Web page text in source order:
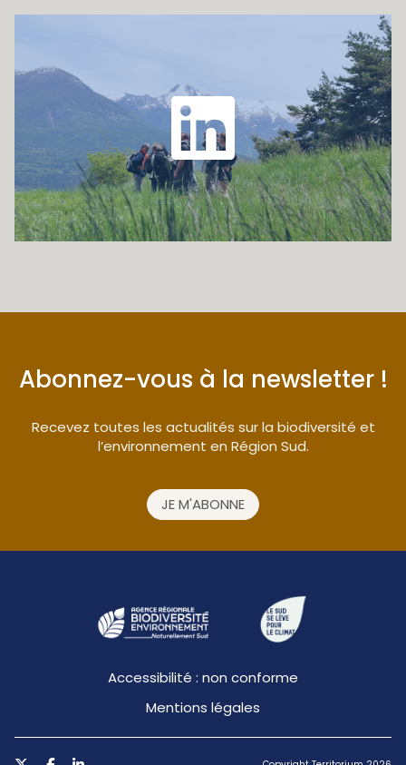
Abonnez-vous à la newsletter !
Recevez toutes les actualités sur la biodiversité et
l’environnement en Région Sud.
JE M'ABONNE
Accessibilité : non conforme
Mentions légales